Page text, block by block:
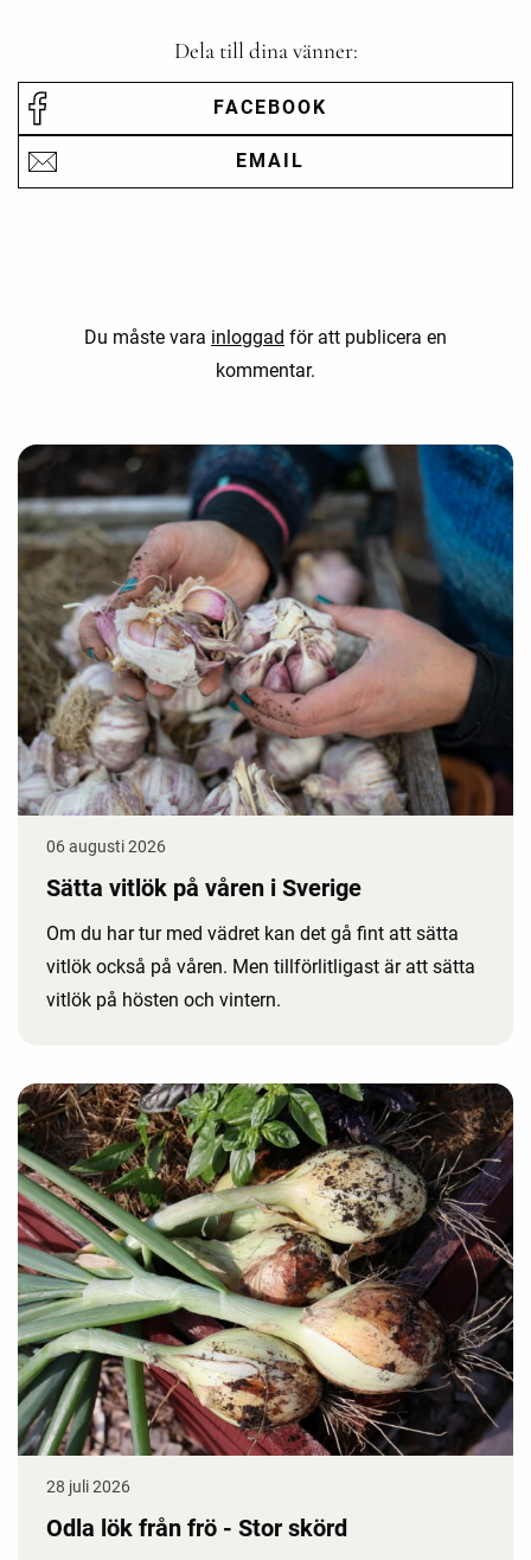
Dela till dina vänner:
FACEBOOK
EMAIL
Du måste vara inloggad för att publicera en
kommentar.
06 augusti 2026
Sätta vitlök på våren i Sverige
Om du har tur med vädret kan det gå fint att sätta
vitlök också på våren. Men tillförlitligast är att sätta
vitlök på hösten och vintern.
28 juli 2026
Odla lök från frö - Stor skörd